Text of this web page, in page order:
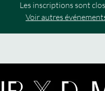
Les inscriptions sont
Voir autres